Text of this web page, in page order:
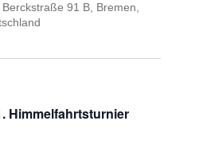
Berckstraße 91 B, Bremen,
Himmelfahrtsturnier